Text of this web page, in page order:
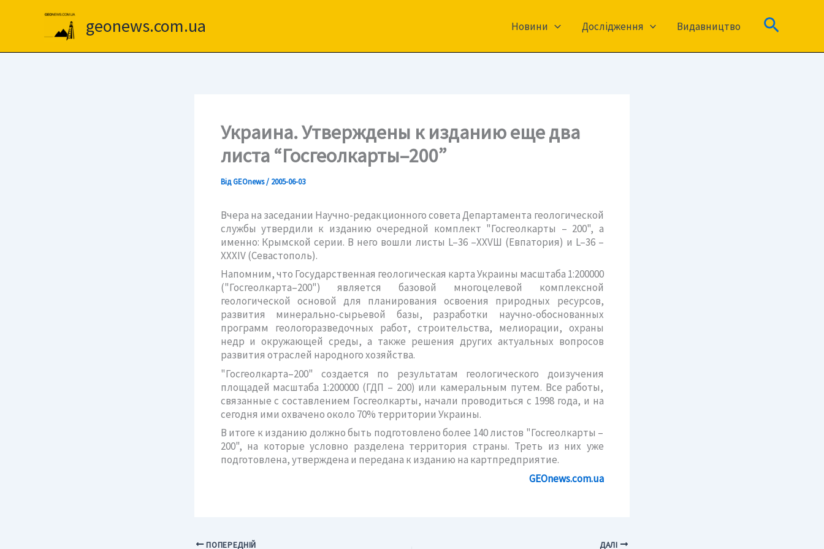
geonews.com.ua Новини Дослідження Видавництво Пошук
Украина. Утверждены к изданию еще два
листа “Госгеолкарты–200”
ВідGEOnews/ 2005-06-03
Вчера на заседании Научно-редакционного совета Департамента геологической
службы утвердили к изданию очередной комплект "Госгеолкарты – 200", а
именно: Крымской серии. В него вошли листы L–36 –XXVШ (Евпатория) и L–36 –
XXXIV (Севастополь).
Напомним, что Государственная геологическая карта Украины масштаба 1:200000
("Госгеолкарта–200") является базовой многоцелевой комплексной
геологической основой для планирования освоения природных ресурсов,
развития минерально-сырьевой базы, разработки научно-обоснованных
программ геологоразведочных работ, строительства, мелиорации, охраны
недр и окружающей среды, а также решения других актуальных вопросов
развития отраслей народного хозяйства.
"Госгеолкарта–200" создается по результатам геологического доизучения
площадей масштаба 1:200000 (ГДП – 200) или камеральным путем. Все работы,
связанные с составлением Госгеолкарты, начали проводиться с 1998 года, и на
сегодня ими охвачено около 70% территории Украины.
В итоге к изданию должно быть подготовлено более 140 листов "Госгеолкарты –
200", на которые условно разделена территория страны. Треть из них уже
подготовлена, утверждена и передана к изданию на картпредприятие.
GEOnews.com.ua
ПОПЕРЕДНІЙ ДАЛІ